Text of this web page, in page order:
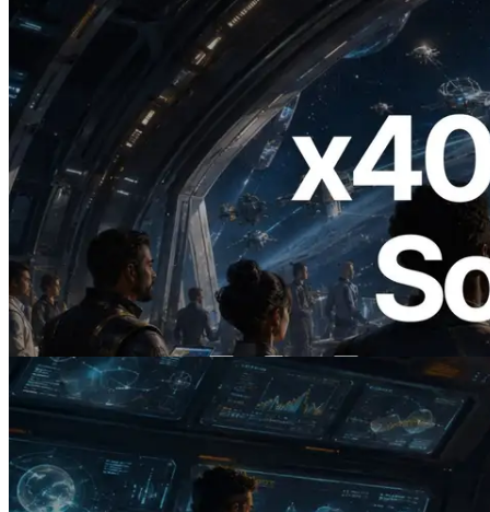
2026.07.04
ERPC startet x402-fähige Solana RPC —
Der Beginn einer Ära, in der KI-Agenten
APIs bei Bedarf bezahlen
Lesen Sie diesen Artikel